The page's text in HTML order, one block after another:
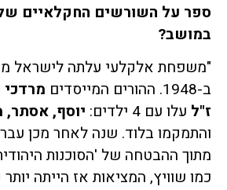
ספר על השורשים החקלאיים
"משפחת אלקלעי עלתה לישראל
ב-1948. ההורים המייסדים
מרדכי
ז"ל עלו עם 4 ילדים: יוסף, אסתר,
והתמקמו בלוד. שנה לאחר מכן
מתוך ההבטחה של 'הסוכנות
כמו שוויץ, המציאות אז הייתה